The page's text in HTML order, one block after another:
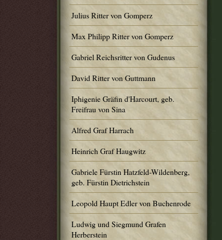
Julius Ritter von Gomperz
Max Philipp Ritter von Gomperz
Gabriel Reichsritter von Gudenus
David Ritter von Guttmann
Iphigenie Gräfin d'Harcourt, geb.
Freifrau von Sina
Alfred Graf Harrach
Heinrich Graf Haugwitz
Gabriele Fürstin Hatzfeld-Wildenberg,
geb. Fürstin Dietrichstein
Leopold Haupt Edler von Buchenrode
Ludwig und Siegmund Grafen
Herberstein